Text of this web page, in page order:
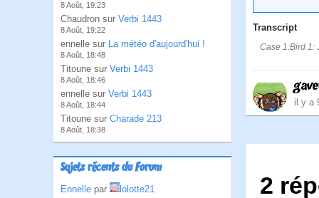
8 Août, 19:23
Chaudron sur Verbi 1443
8 Août, 19:22
ennelle sur La météo d'aujourd'hui !
8 Août, 18:48
Titoune sur Verbi 1443
8 Août, 18:46
ennelle sur Verbi 1443
8 Août, 18:44
Titoune sur Charade 213
8 Août, 18:38
Sujets récents du Forum
Ennelle par
lolotte21
Transcript
Case 1:Bird 1:
il y a
2